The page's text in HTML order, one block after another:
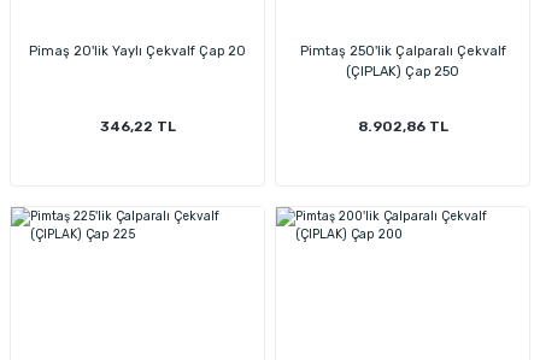
Pimaş 20'lik Yaylı Çekvalf Çap 20
346,22 TL
Pimtaş 250'lik Çalparalı Çekvalf
(ÇIPLAK) Çap 250
8.902,86 TL